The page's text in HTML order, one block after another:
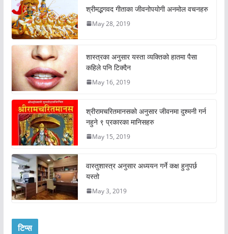
श्रीमद्भगवद गीताका जीवनोपयोगी अनमोल वचनहरु
May 28, 2019
शास्त्रका अनुसार यस्ता व्यक्तिको हातमा पैसा
कहिले पनि टिक्दैन
May 16, 2019
श्रीरामचरितमानसको अनुसार जीवनमा दुश्मनी गर्न
नहुने ९ प्रकारका मानिसहरु
May 15, 2019
वास्तुशास्त्र अनुसार अध्ययन गर्ने कक्ष हुनुपर्छ
यस्तो
May 3, 2019
टिप्स